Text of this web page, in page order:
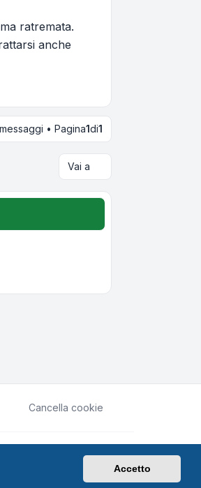
Accetto
ratremata.
anche
• Pagina1di1
Vai a
Cancella cookie
UTC+02:00